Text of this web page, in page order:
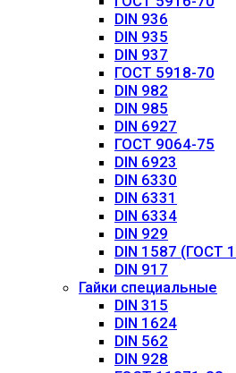
DIN 936
DIN 935
DIN 937
ГОСТ 5918-70
DIN 982
DIN 985
DIN 6927
ГОСТ 9064-75
DIN 6923
DIN 6330
DIN 6331
DIN 6334
DIN 929
DIN 1587 (ГОСТ
DIN 917
Гайки специальные
DIN 315
DIN 1624
DIN 562
DIN 928